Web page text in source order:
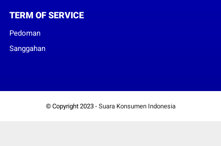
TERM OF SERVICE
Pedoman
Sanggahan
© Copyright 2023 - Suara Konsumen Indonesia